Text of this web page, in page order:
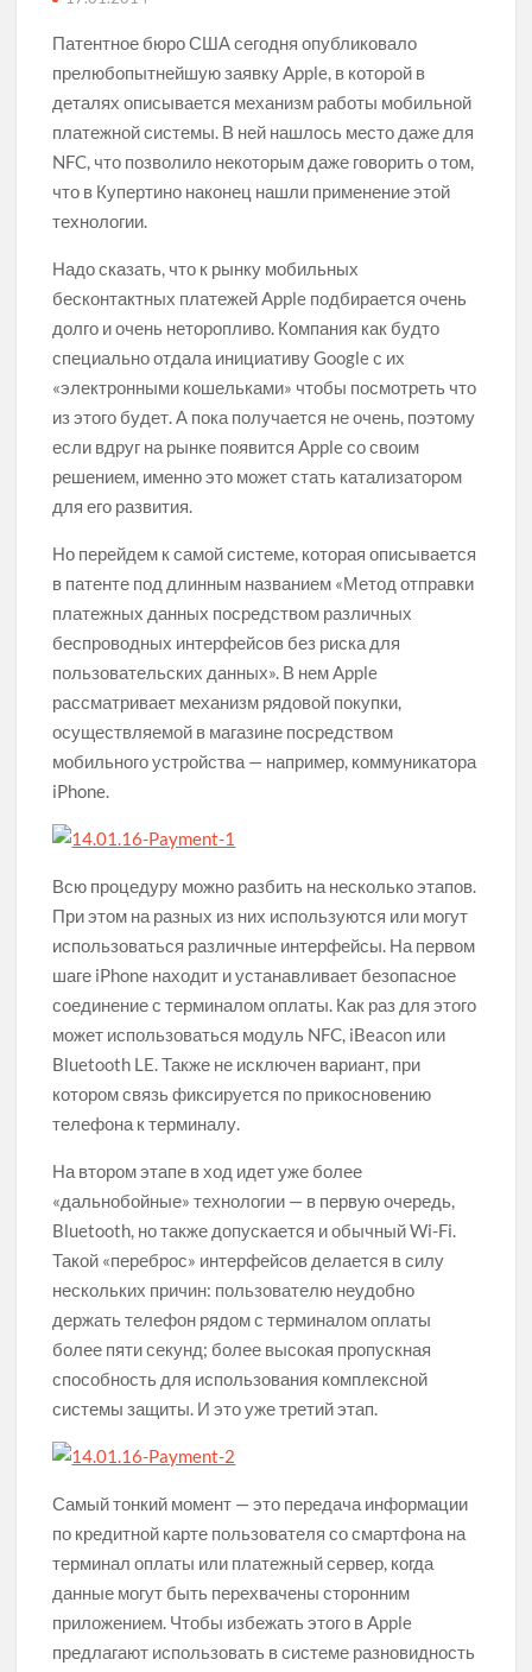
Реальная история проигрывателя Audion
Вот почему новые мониторы Samsung и Dell будут так
Проверено на себе: как в отделениях Сбербанка
устанавливают свое приложение на айфон
Что инженеры чаще всего забывают во время и после
30-летняя история приложения PCalc
Электрокар Apple может быть успешным и без вау-
фактора
Эволюция камер в айфонах, или Почему мы начали
Разбираемся с обозначениями иконок сотовой связи и WiFi
на вашем айфоне
Послушай Илон, давай я покажу тебе спидран на тему
Apple становится рекламной компанией, несмотря на все
заявления о конфиденциальности
Патентное бюро США сегодня опубликовало
прелюбопытнейшую заявку Apple, в которой в
деталях описывается механизм работы мобильной
платежной системы. В ней нашлось место даже для
NFC, что позволило некоторым даже говорить о том,
что в Купертино наконец нашли применение этой
технологии.
Надо сказать, что к рынку мобильных
бесконтактных платежей Apple подбирается очень
долго и очень неторопливо. Компания как будто
специально отдала инициативу Google с их
«электронными кошельками» чтобы посмотреть что
из этого будет. А пока получается не очень, поэтому
если вдруг на рынке появится Apple со своим
решением, именно это может стать катализатором
для его развития.
Но перейдем к самой системе, которая описывается
в патенте под длинным названием «Метод отправки
платежных данных посредством различных
беспроводных интерфейсов без риска для
пользовательских данных». В нем Apple
рассматривает механизм рядовой покупки,
осуществляемой в магазине посредством
мобильного устройства — например, коммуникатора
iPhone.
Всю процедуру можно разбить на несколько этапов.
При этом на разных из них используются или могут
использоваться различные интерфейсы. На первом
шаге iPhone находит и устанавливает безопасное
соединение с терминалом оплаты. Как раз для этого
может использоваться модуль NFC, iBeacon или
Bluetooth LE. Также не исключен вариант, при
котором связь фиксируется по прикосновению
телефона к терминалу.
На втором этапе в ход идет уже более
«дальнобойные» технологии — в первую очередь,
Bluetooth, но также допускается и обычный Wi-Fi.
Такой «переброс» интерфейсов делается в силу
нескольких причин: пользователю неудобно
держать телефон рядом с терминалом оплаты
более пяти секунд; более высокая пропускная
способность для использования комплексной
системы защиты. И это уже третий этап.
Самый тонкий момент — это передача информации
по кредитной карте пользователя со смартфона на
терминал оплаты или платежный сервер, когда
данные могут быть перехвачены сторонним
приложением. Чтобы избежать этого в Apple
предлагают использовать в системе разновидность